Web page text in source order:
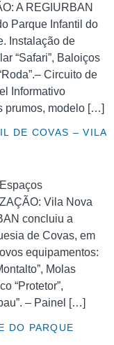
A REGIURBAN
Parque Infantil do
Instalação de
“Safari”, Baloiços
Circuito de
Informativo
prumos, modelo […]
DE COVAS – VILA
Vila Nova
concluiu a
de Covas, em
equipamentos:
Molas
“Protetor”,
– Painel […]
DO PARQUE